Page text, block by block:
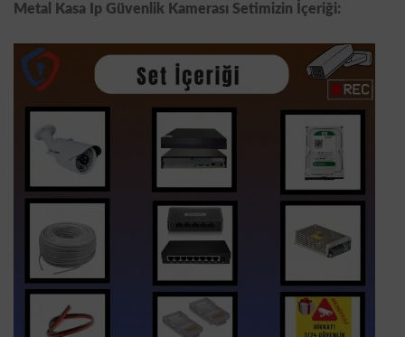
Metal Kasa Ip Güvenlik Kamerası Setimizin İçeriği: